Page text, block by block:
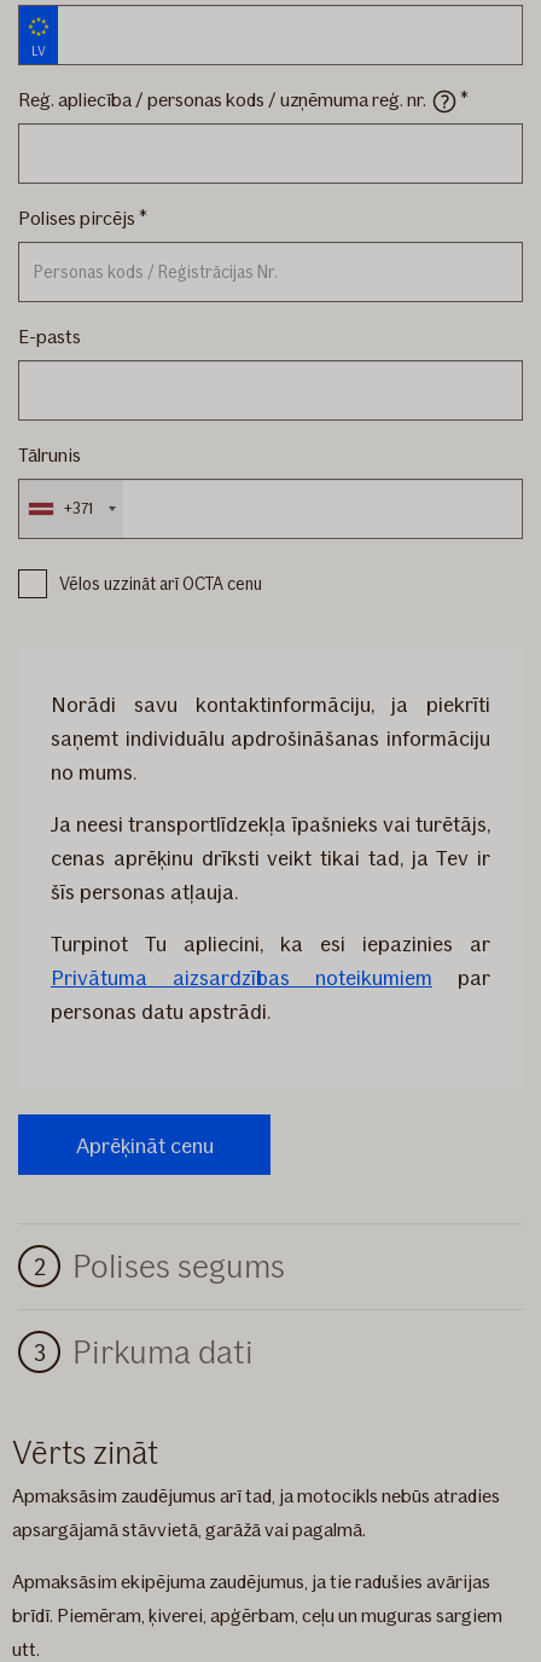
LV
Reģ. apliecība / personas kods / uzņēmuma reģ. nr.
Polises pircējs
E-pasts
Tālrunis
+371
Vēlos uzzināt arī OCTA cenu
Norādi savu kontaktinformāciju, ja piekrīti
saņemt individuālu apdrošināšanas informāciju
no mums.
Ja neesi transportlīdzekļa īpašnieks vai turētājs,
cenas aprēķinu drīksti veikt tikai tad, ja Tev ir
šīs personas atļauja.
Turpinot Tu apliecini, ka esi iepazinies ar
Privātuma aizsardzības noteikumiem par
personas datu apstrādi.
Polises segums
Pirkuma dati
Vērts zināt
Apmaksāsim zaudējumus arī tad, ja motocikls nebūs atradies
apsargājamā stāvvietā, garāžā vai pagalmā.
Apmaksāsim ekipējuma zaudējumus, ja tie radušies avārijas
brīdī. Piemēram, ķiverei, apģērbam, ceļu un muguras sargiem
utt.